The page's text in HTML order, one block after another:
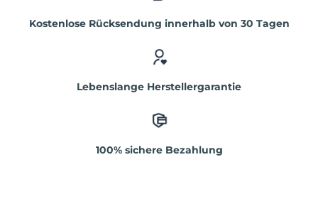
Kostenlose Rücksendung innerhalb von 30 Tagen
Lebenslange Herstellergarantie
100% sichere Bezahlung